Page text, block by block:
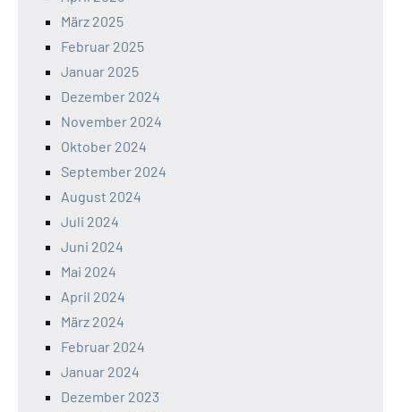
März 2025
Februar 2025
Januar 2025
Dezember 2024
November 2024
Oktober 2024
September 2024
August 2024
Juli 2024
Juni 2024
Mai 2024
April 2024
März 2024
Februar 2024
Januar 2024
Dezember 2023